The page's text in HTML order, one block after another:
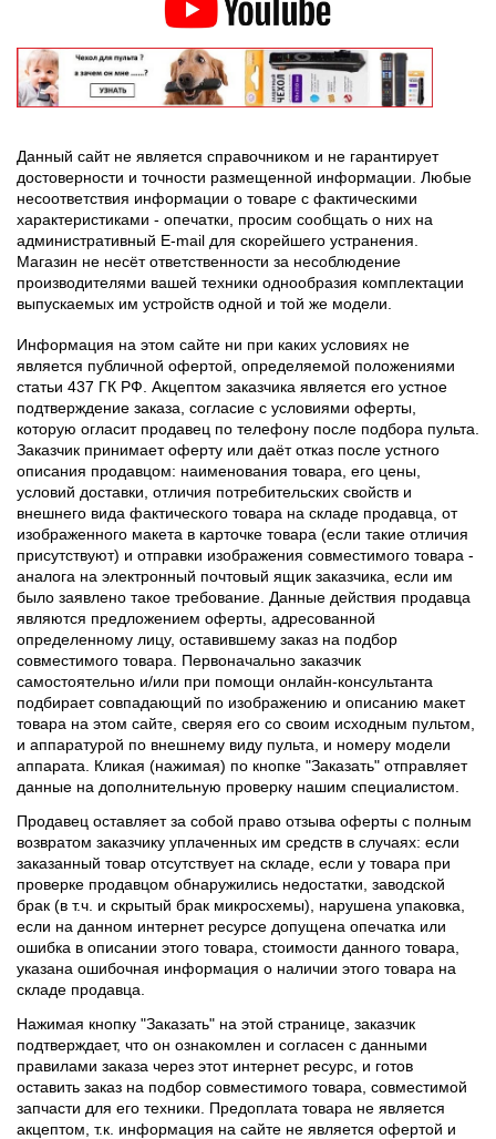
Данный сайт не является справочником и не гарантирует
достоверности и точности размещенной информации. Любые
несоответствия информации о товаре с фактическими
характеристиками - опечатки, просим сообщать о них на
административный E-mail для скорейшего устранения.
Магазин не несёт ответственности за несоблюдение
производителями вашей техники однообразия комплектации
выпускаемых им устройств одной и той же модели.
Информация на этом сайте ни при каких условиях не
является публичной офертой, определяемой положениями
статьи 437 ГК РФ. Акцептом заказчика является его устное
подтверждение заказа, согласие с условиями оферты,
которую огласит продавец по телефону после подбора пульта.
Заказчик принимает оферту или даёт отказ после устного
описания продавцом: наименования товара, его цены,
условий доставки, отличия потребительских свойств и
внешнего вида фактического товара на складе продавца, от
изображенного макета в карточке товара (если такие отличия
присутствуют) и отправки изображения совместимого товара -
аналога на электронный почтовый ящик заказчика, если им
было заявлено такое требование. Данные действия продавца
являются предложением оферты, адресованной
определенному лицу, оставившему заказ на подбор
совместимого товара. Первоначально заказчик
самостоятельно и/или при помощи онлайн-консультанта
подбирает совпадающий по изображению и описанию макет
товара на этом сайте, сверяя его со своим исходным пультом,
и аппаратурой по внешнему виду пульта, и номеру модели
аппарата. Кликая (нажимая) по кнопке "Заказать" отправляет
данные на дополнительную проверку нашим специалистом.
Продавец оставляет за собой право отзыва оферты с полным
возвратом заказчику уплаченных им средств в случаях: если
заказанный товар отсутствует на складе, если у товара при
проверке продавцом обнаружились недостатки, заводской
брак (в т.ч. и скрытый брак микросхемы), нарушена упаковка,
если на данном интернет ресурсе допущена опечатка или
ошибка в описании этого товара, стоимости данного товара,
указана ошибочная информация о наличии этого товара на
складе продавца.
Нажимая кнопку "Заказать" на этой странице, заказчик
подтверждает, что он ознакомлен и согласен с данными
правилами заказа через этот интернет ресурс, и готов
оставить заказ на подбор совместимого товара, совместимой
запчасти для его техники. Предоплата товара не является
акцептом, т.к. информация на сайте не является офертой и